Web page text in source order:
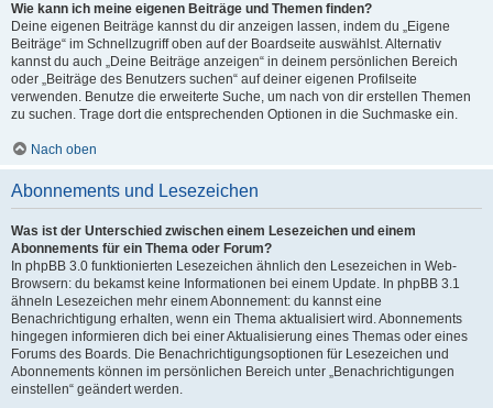
Wie kann ich meine eigenen Beiträge und Themen finden?
Deine eigenen Beiträge kannst du dir anzeigen lassen, indem du „Eigene
Beiträge“ im Schnellzugriff oben auf der Boardseite auswählst. Alternativ
kannst du auch „Deine Beiträge anzeigen“ in deinem persönlichen Bereich
oder „Beiträge des Benutzers suchen“ auf deiner eigenen Profilseite
verwenden. Benutze die erweiterte Suche, um nach von dir erstellen Themen
zu suchen. Trage dort die entsprechenden Optionen in die Suchmaske ein.
Nach oben
Abonnements und Lesezeichen
Was ist der Unterschied zwischen einem Lesezeichen und einem
Abonnements für ein Thema oder Forum?
In phpBB 3.0 funktionierten Lesezeichen ähnlich den Lesezeichen in Web-
Browsern: du bekamst keine Informationen bei einem Update. In phpBB 3.1
ähneln Lesezeichen mehr einem Abonnement: du kannst eine
Benachrichtigung erhalten, wenn ein Thema aktualisiert wird. Abonnements
hingegen informieren dich bei einer Aktualisierung eines Themas oder eines
Forums des Boards. Die Benachrichtigungsoptionen für Lesezeichen und
Abonnements können im persönlichen Bereich unter „Benachrichtigungen
einstellen“ geändert werden.